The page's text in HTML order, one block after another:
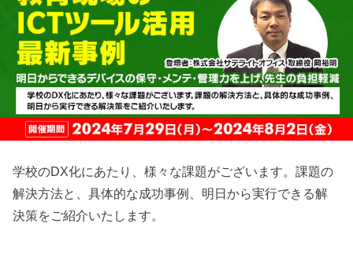
学校のDX化にあたり、様々な課題がございます。課題の
解決方法と、具体的な成功事例、明日から実行できる解
決策をご紹介いたします。